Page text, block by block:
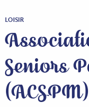
LOISIR
Seniors
(ACSPM)